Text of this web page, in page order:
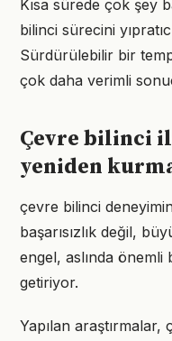
Kısa sürede çok şey
bilinci sürecini
Sürdürülebilir bir
çok daha verimli
Çevre bilinci
yeniden
çevre bilinci
başarısızlık değil,
engel, aslında önemli
getiriyor.
Yapılan